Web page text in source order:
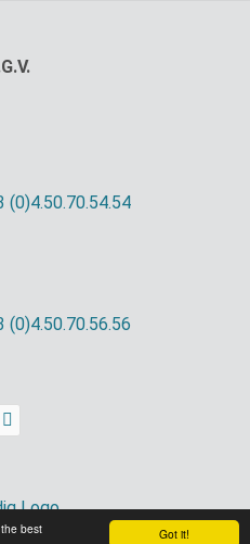
Got it!
best
(0)4.50.70.54.54
(0)4.50.70.56.56